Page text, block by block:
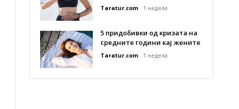
Taratur.com 1 недела
5 придобивки од кризата на
средните години кај жените
Taratur.com 1 недела